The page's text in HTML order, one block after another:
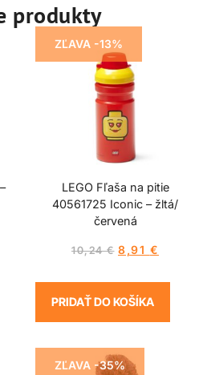
produkty
ZĽAVA -13%
LEGO Fľaša na pitie
40561725 Iconic – žltá/
červená
10,24€ 8,91 €
PRIDAŤ DO KOŠÍKA
ZĽAVA -35%